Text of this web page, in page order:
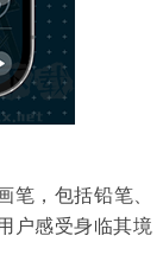
笔，包括铅笔、
户感受身临其境